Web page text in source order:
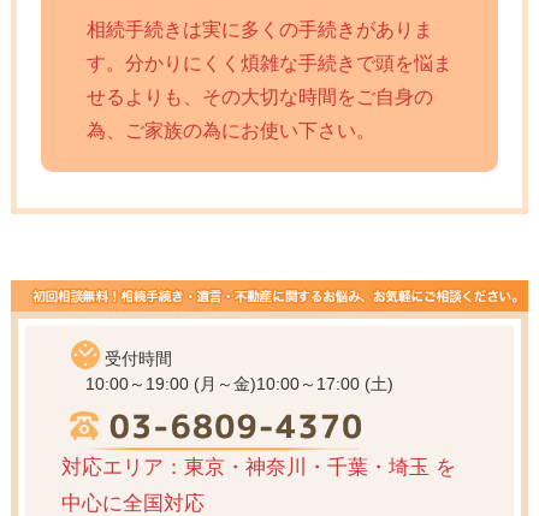
相続手続きは実に多くの手続きがありま
す。分かりにくく煩雑な手続きで頭を悩ま
せるよりも、その大切な時間をご自身の
為、ご家族の為にお使い下さい。
受付時間
10:00～19:00 (月～金)10:00～17:00 (土)
対応エリア：東京・神奈川・千葉・埼玉 を
中心に全国対応